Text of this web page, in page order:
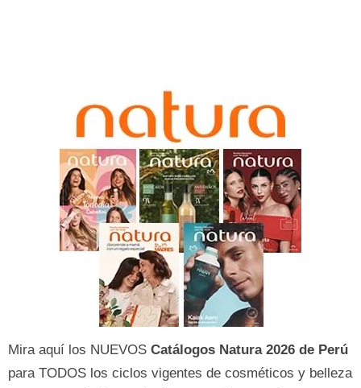
Mira aquí los NUEVOS Catálogos Natura 2026 de Perú
para TODOS los ciclos vigentes de cosméticos y belleza